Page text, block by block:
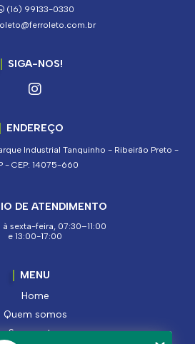
(16) 99133-0330
SIGA-NOS!
ENDEREÇO
Industrial Tanquinho - Ribeirão Preto -
- CEP: 14075-660
DE ATENDIMENTO
à sexta-feira, 07:30–11:00
e 13:00-17:00
MENU
Home
Quem somos
Segmentos